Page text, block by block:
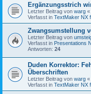
Ergänzungsstrich
Letzter Beitrag von warg «
Verfasst in TextMaker NX
Zwangsumstellung
Letzter Beitrag von
Verfasst in Presentations
Antworten: 24
Duden Korrektor:
Überschriften
Letzter Beitrag von warg «
Verfasst in TextMaker NX